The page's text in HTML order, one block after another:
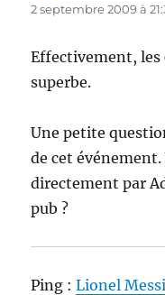
2 septembre 2009 à
Effectivement, les
superbe.
Une petite
de cet
directement par
pub ?
Ping :Lionel